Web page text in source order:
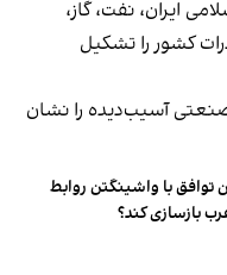
ایران، نفت، گاز،
کل صادرات کشور را تشکیل
آسیب‌دیده را نشان
توافق با واشینگتن روابط
بازسازی کند؟